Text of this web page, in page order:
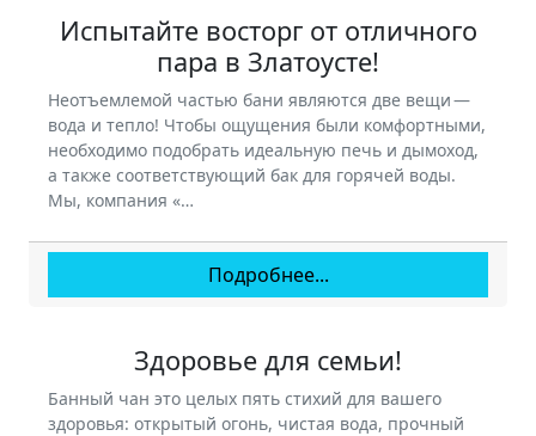
Испытайте восторг от отличного
пара в Златоусте!
Неотъемлемой частью бани являются две вещи —
вода и тепло! Чтобы ощущения были комфортными,
необходимо подобрать идеальную печь и дымоход,
а также соответствующий бак для горячей воды.
Мы, компания «…
Подробнее...
Здоровье для семьи!
Банный чан это целых пять стихий для вашего
здоровья: открытый огонь, чистая вода, прочный